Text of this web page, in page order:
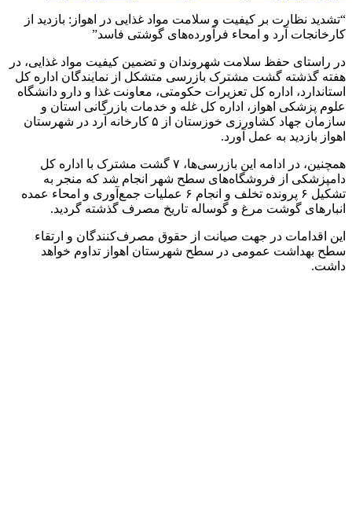
“تشدید نظارت بر کیفیت و سلامت مواد غذایی در اهواز: بازدید از
کارخانجات آرد و امحاء فرآورده‌های گوشتی فاسد”
در راستای حفظ سلامت شهروندان و تضمین کیفیت مواد غذایی، در
هفته گذشته گشت مشترک بازرسی متشکل از نمایندگان اداره کل
استاندارد، اداره کل تعزیرات حکومتی، معاونت غذا و دارو دانشگاه
علوم پزشکی اهواز، اداره کل غله و خدمات بازرگانی استان و
سازمان جهاد کشاورزی خوزستان از ۵ کارخانه آرد در شهرستان
اهواز بازدید به عمل آورد.
همچنین، در ادامه این بازرسی‌ها، ۷ گشت مشترک با اداره کل
دامپزشکی از فروشگاه‌های سطح شهر انجام شد که منجر به
تشکیل ۶ پرونده تخلف و انجام ۶ عملیات جمع‌آوری و امحاء عمده
انبارهای گوشت مرغ و گوساله تاریخ مصرف گذشته گردید.
این اقدامات در جهت صیانت از حقوق مصرف‌کنندگان و ارتقاء
سطح بهداشت عمومی در سطح شهرستان اهواز تداوم خواهد
داشت.